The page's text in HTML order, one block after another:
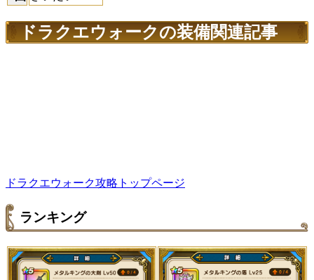
ドラクエウォークの装備関連記事
ドラクエウォーク攻略トップページ
ランキング